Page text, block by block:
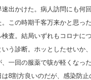
出かけた。病人訪問にも何
この時期千客万来かと思っ
査。結局いずれもコロナに
う診断。ホッとしたせいか
一回の服薬で咳が軽くなっ
8割方良いのだが、感染防止